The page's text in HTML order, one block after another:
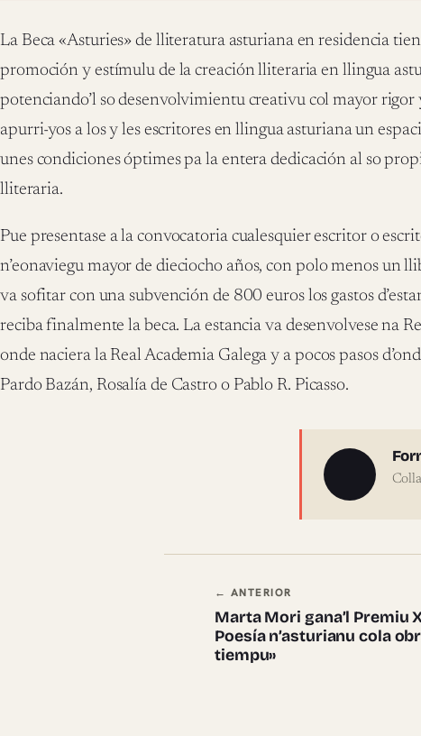
La Beca «Asturies» de lliteratura asturiana en residencia
promoción y estímulu de la creación lliteraria en llingua
potenciando’l so desenvolvimientu creativu col mayor rigor
apurri-yos a los y les escritores en llingua asturiana un
unes condiciones óptimes pa la entera dedicación al so
lliteraria.
Pue presentase a la convocatoria cualesquier escritor o
n’eonaviegu mayor de dieciocho años, con polo menos un
va sofitar con una subvención de 800 euros los gastos
reciba finalmente la beca. La estancia va desenvolvese na
onde naciera la Real Academia Galega y a pocos pasos
Pardo Bazán, Rosalía de Castro o Pablo R. Picasso.
Sobre
Navegación
← ANTERIOR
Marta Mori gana’l Premiu
Poesía n’asturianu cola
tiempu»